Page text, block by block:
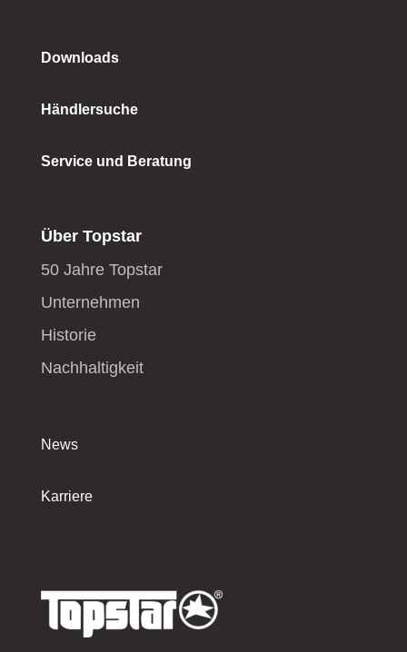
Downloads
Händlersuche
Service und Beratung
Über Topstar
50 Jahre Topstar
Unternehmen
Historie
Nachhaltigkeit
News
Karriere